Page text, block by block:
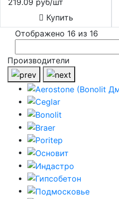
219.09 руб/шт
Купить
Отображено 16 из 16
Производители